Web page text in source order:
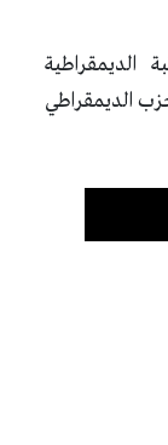
الديمقراطية
الديمقراطي